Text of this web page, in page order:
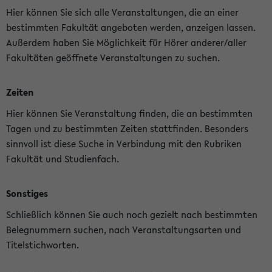
Hier können Sie sich alle Veranstaltungen, die an einer
bestimmten Fakultät angeboten werden, anzeigen lassen.
Außerdem haben Sie Möglichkeit für Hörer anderer/aller
Fakultäten geöffnete Veranstaltungen zu suchen.
Zeiten
Hier können Sie Veranstaltung finden, die an bestimmten
Tagen und zu bestimmten Zeiten stattfinden. Besonders
sinnvoll ist diese Suche in Verbindung mit den Rubriken
Fakultät und Studienfach.
Sonstiges
Schließlich können Sie auch noch gezielt nach bestimmten
Belegnummern suchen, nach Veranstaltungsarten und
Titelstichworten.